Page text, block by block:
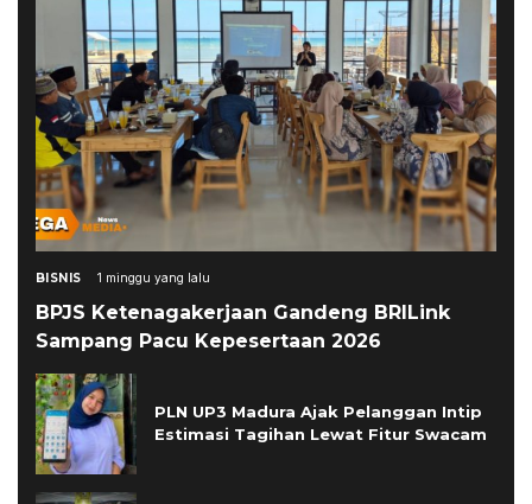
BISNIS 1 minggu yang lalu
BPJS Ketenagakerjaan Gandeng BRILink
Sampang Pacu Kepesertaan 2026
PLN UP3 Madura Ajak Pelanggan Intip
Estimasi Tagihan Lewat Fitur Swacam